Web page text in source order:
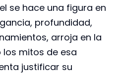
se hace una figura en
profundidad,
arroja en la
mitos de esa
justificar su